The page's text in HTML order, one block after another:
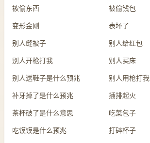
被偷东西 被偷钱包
变形金刚 表坏了
别人缝被子 别人给红包
别人开枪打我 别人买床
别人送鞋子是什么预兆 别人用枪打我
补牙掉了是什么预兆 插排起火
茶杯破了是什么意思 吃菜包子
吃馍馍是什么预兆 打碎杯子